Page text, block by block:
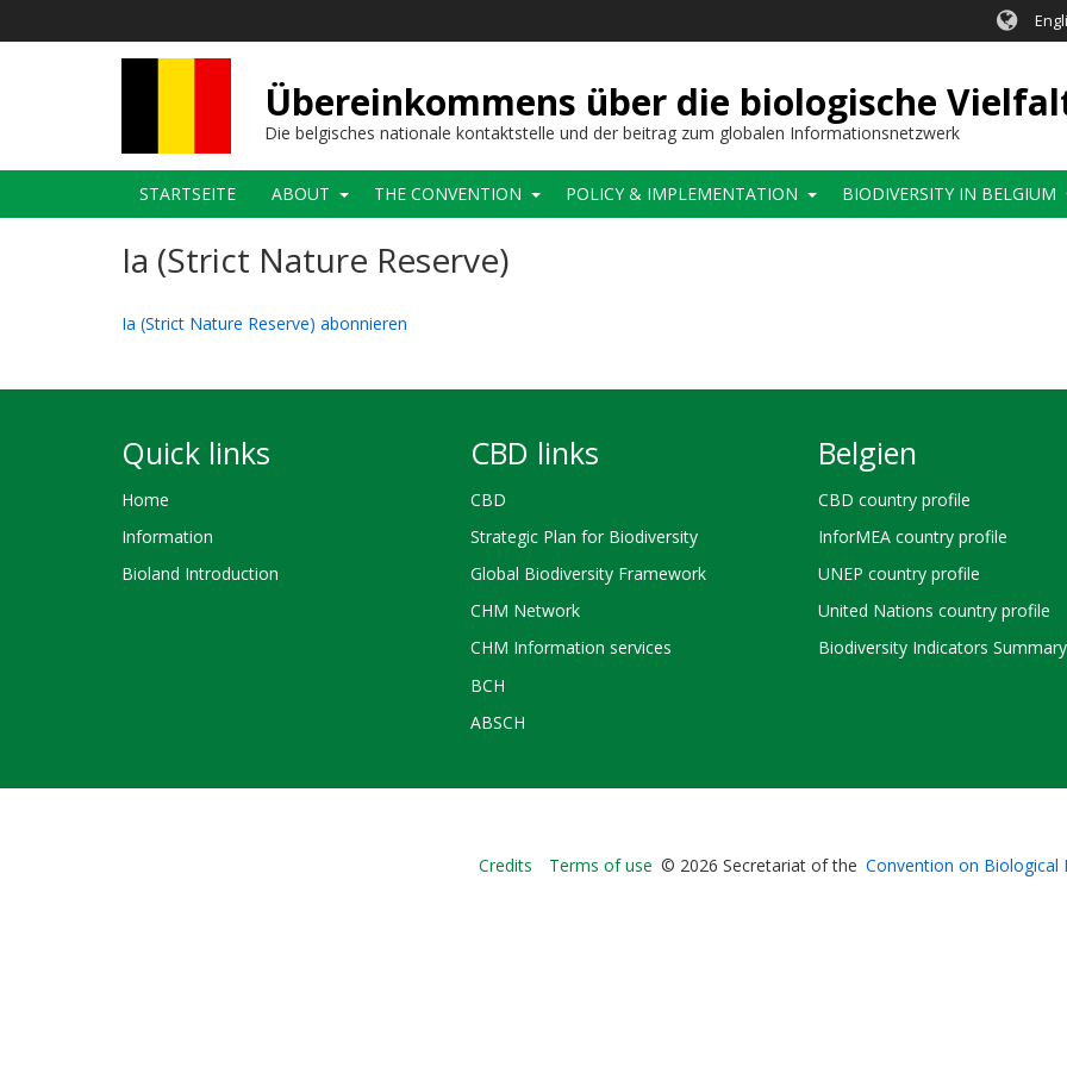
Übereinkommens über die biologische
Die belgisches nationale kontaktstelle und der beitrag zum globalen Informationsnetzwerk
Main
navigation
STARTSEITE ABOUT THE CONVENTION POLICY & IMPLEMENTATION BIODIVERSITY IN BELGIUM
Ia (Strict Nature Reserve)
Ia (Strict Nature Reserve) abonnieren
Quick links
Home
Information
Bioland Introduction
CBD links
CBD
Strategic Plan for Biodiversity
Global Biodiversity Framework
CHM Network
CHM Information services
BCH
ABSCH
Belgien
CBD country profile
InforMEA country profile
UNEP country profile
United Nations country profile
Biodiversity Indicators Summary
Bioland
Credits Terms of use © 2026 Secretariat of the Convention on Biological